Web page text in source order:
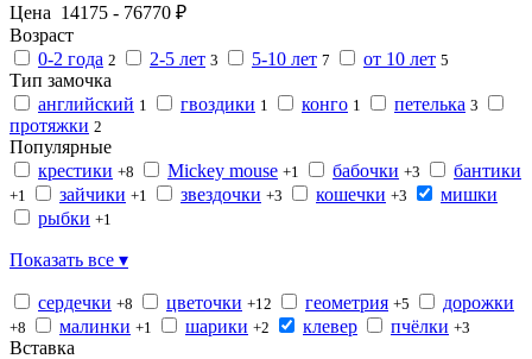
Цена 14175 - 76770 ₽
Возраст
0-2 года 2 2-5 лет 3 5-10 лет 7 от 10 лет 5
Тип замочка
английский 1 гвоздики 1 конго 1 петелька 3
протяжки 2
Популярные
крестики +8 Mickey mouse +1 бабочки +3 бантики
+1 зайчики +1 звездочки +3 кошечки +3
мишки
рыбки +1
Показать все ▾
сердечки +8 цветочки +12 геометрия +5 дорожки
+8 малинки +1 шарики +2 клевер пчёлки +3
Вставка